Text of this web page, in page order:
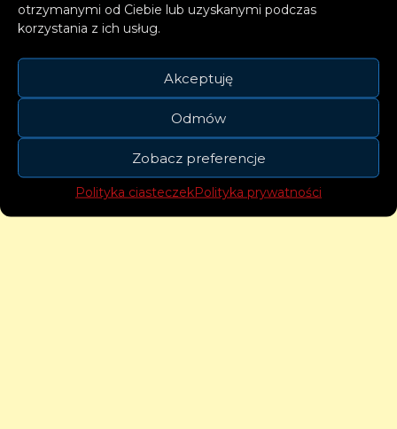
otrzymanymi od Ciebie lub uzyskanymi podczas
korzystania z ich usług.
Akceptuję
Odmów
Zobacz preferencje
Polityka ciasteczekPolityka prywatności